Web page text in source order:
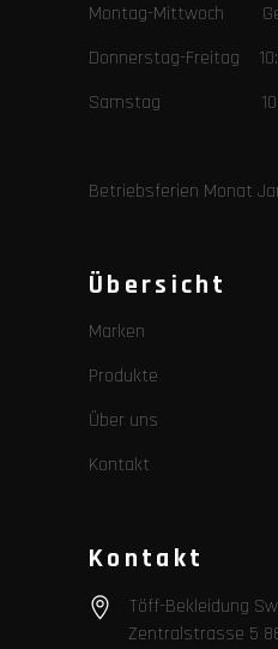
Montag-Mittwoch
Donnerstag-Freitag
Samstag
Betriebsferien Monat
Übersicht
Marken
Produkte
Über uns
Kontakt
Kontakt
Töff-Bekleidung
Zentralstrasse 5